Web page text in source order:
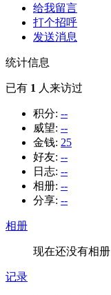
给我留言
打个招呼
发送消息
统计信息
已有 1 人来访过
积分: --
威望: --
金钱: 25
好友: --
日志: --
相册: --
分享: --
相册
现在还没有相册
记录